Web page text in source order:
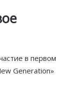
в первом
Generation»